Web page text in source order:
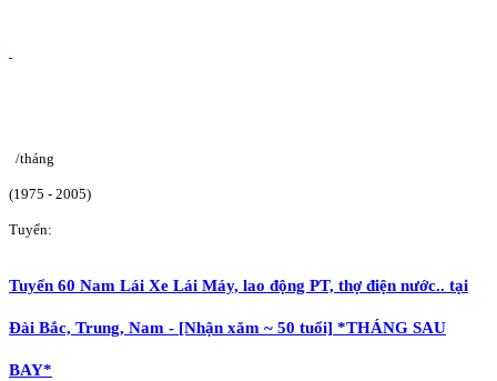
/tháng
(1975 - 2005)
Tuyển:
Tuyển 60 Nam Lái Xe Lái Máy, lao động PT, thợ điện nước.. tại
Đài Bắc, Trung, Nam - [Nhận xăm ~ 50 tuổi] *THÁNG SAU
BAY*